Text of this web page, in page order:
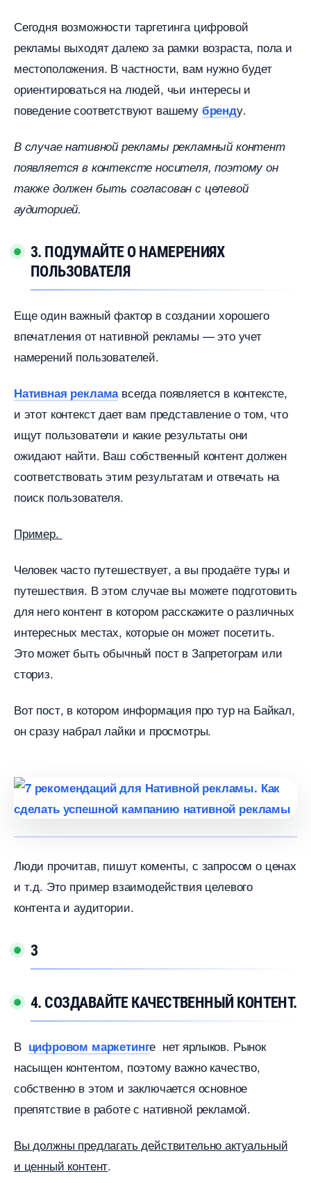
Сегодня возможности таргетинга цифровой
рекламы выходят далеко за рамки возраста, пола и
местоположения. В частности, вам нужно будет
ориентироваться на людей, чьи интересы и
поведение соответствуют вашему ренду.
случае нативной рекламы рекламный контент
появляется в контексте носителя, поэтому он
также должен быть согласован с целевой
аудиторией.
3. ПОДУМАЙТЕ О НАМЕРЕНИЯХ
ПОЛЬЗОВАТЕЛЯ
Еще один важный фактор в создании хорошего
печатления от нативной рекламы — это учет
намерений пользователей.
Нативная рекламасегда появляется в контексте,
и этот контекст дает вам представление о том, что
ищут пользователи и какие результаты они
ожидают найти. Ваш собственный контент должен
соответствовать этим результатам и отвечать на
поиск пользователя.
Пример.
Человек часто путешествует, а вы продаёте туры и
путешествия. В этом случае вы можете подготовить
для него контент в котором расскажите о различных
интересных местах, которые он может посетить.
Это может быть обычный пост в Запретограм или
сториз.
от пост, в котором информация про тур на Байкал,
он сразу набрал лайки и просмотры.
Люди прочитав, пишут коменты, с запросом о ценах
и т.д. Это пример взаимодействия целевого
контента и аудитории.
3
4. СОЗДАВАЙТЕ КАЧЕСТВЕННЫЙ КОНТЕНТ.
цифровом маркетине нет ярлыков. Рынок
насыщен контентом, поэтому важно качество,
собственно в этом и заключается основное
препятствие в работе с нативной рекламой.
ы должны предлагать действительно актуальный
и ценный контент.